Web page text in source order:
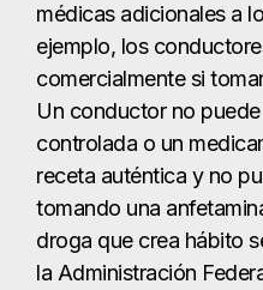
médicas adicionales a
ejemplo, los
comercialmente si
Un conductor no
controlada o un
receta auténtica y no
tomando una
droga que crea hábito
la Administración